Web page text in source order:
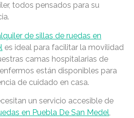
todos pensados para su
de sillas de ruedas en
es ideal para facilitar la movilidad
camas hospitalarias de
están disponibles para
de cuidado en casa.
un servicio accesible de
en Puebla De San Medel,